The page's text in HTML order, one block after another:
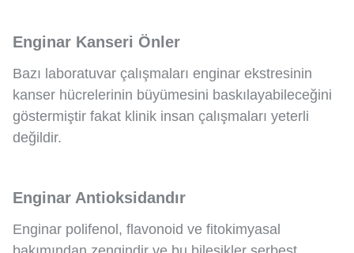
Enginar Kanseri Önler
Bazı laboratuvar çalışmaları enginar ekstresinin
kanser hücrelerinin büyümesini baskılayabileceğini
göstermiştir fakat klinik insan çalışmaları yeterli
değildir.
Enginar Antioksidandır
Enginar polifenol, flavonoid ve fitokimyasal